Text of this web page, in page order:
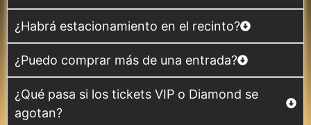
¿Habrá estacionamiento en el recinto?
¿Puedo comprar más de una entrada?
¿Qué pasa si los tickets VIP o Diamond se
agotan?